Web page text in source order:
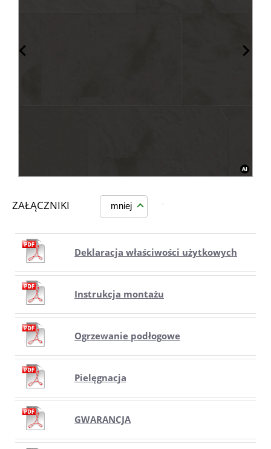
ZAŁĄCZNIKI mniej
Deklaracja właściwości użytkowych
Instrukcja montażu
Ogrzewanie podłogowe
Pielęgnacja
GWARANCJA